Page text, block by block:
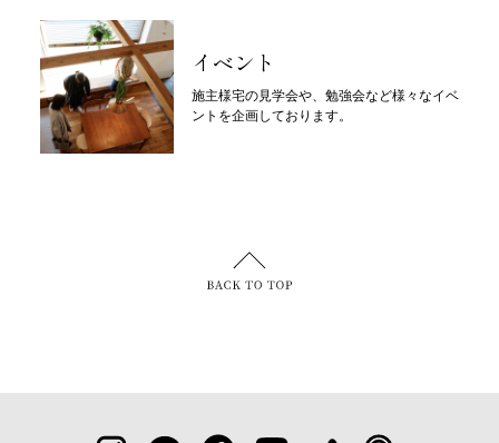
イベント
施主様宅の見学会や、勉強会など様々なイベ
ントを企画しております。